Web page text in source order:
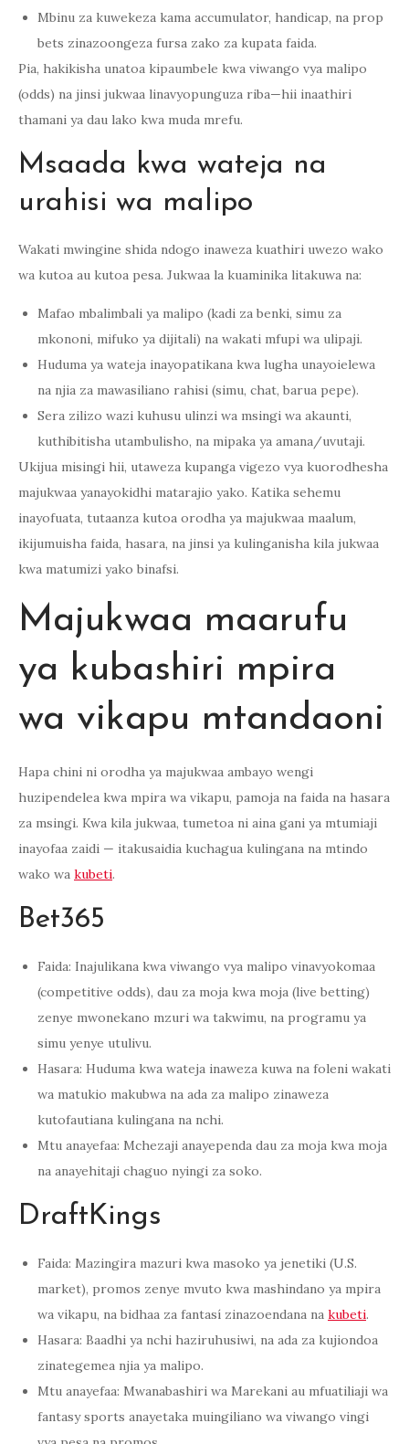
Mbinu za kuwekeza kama accumulator, handicap, na prop
bets zinazoongeza fursa zako za kupata faida.
Pia, hakikisha unatoa kipaumbele kwa viwango vya malipo
(odds) na jinsi jukwaa linavyopunguza riba—hii inaathiri
thamani ya dau lako kwa muda mrefu.
Msaada kwa wateja na
urahisi wa malipo
Wakati mwingine shida ndogo inaweza kuathiri uwezo wako
wa kutoa au kutoa pesa. Jukwaa la kuaminika litakuwa na:
Mafao mbalimbali ya malipo (kadi za benki, simu za
mkononi, mifuko ya dijitali) na wakati mfupi wa ulipaji.
Huduma ya wateja inayopatikana kwa lugha unayoielewa
na njia za mawasiliano rahisi (simu, chat, barua pepe).
Sera zilizo wazi kuhusu ulinzi wa msingi wa akaunti,
kuthibitisha utambulisho, na mipaka ya amana/uvutaji.
Ukijua misingi hii, utaweza kupanga vigezo vya kuorodhesha
majukwaa yanayokidhi matarajio yako. Katika sehemu
inayofuata, tutaanza kutoa orodha ya majukwaa maalum,
ikijumuisha faida, hasara, na jinsi ya kulinganisha kila jukwaa
kwa matumizi yako binafsi.
Majukwaa maarufu
ya kubashiri mpira
wa vikapu mtandaoni
Hapa chini ni orodha ya majukwaa ambayo wengi
huzipendelea kwa mpira wa vikapu, pamoja na faida na hasara
za msingi. Kwa kila jukwaa, tumetoa ni aina gani ya mtumiaji
inayofaa zaidi — itakusaidia kuchagua kulingana na mtindo
wako wa kubeti.
Bet365
Faida: Inajulikana kwa viwango vya malipo vinavyokomaa
(competitive odds), dau za moja kwa moja (live betting)
zenye mwonekano mzuri wa takwimu, na programu ya
simu yenye utulivu.
Hasara: Huduma kwa wateja inaweza kuwa na foleni wakati
wa matukio makubwa na ada za malipo zinaweza
kutofautiana kulingana na nchi.
Mtu anayefaa: Mchezaji anayependa dau za moja kwa moja
na anayehitaji chaguo nyingi za soko.
DraftKings
Faida: Mazingira mazuri kwa masoko ya jenetiki (U.S.
market), promos zenye mvuto kwa mashindano ya mpira
wa vikapu, na bidhaa za fantasí zinazoendana na kubeti.
Hasara: Baadhi ya nchi haziruhusiwi, na ada za kujiondoa
zinategemea njia ya malipo.
Mtu anayefaa: Mwanabashiri wa Marekani au mfuatiliaji wa
fantasy sports anayetaka muingiliano wa viwango vingi